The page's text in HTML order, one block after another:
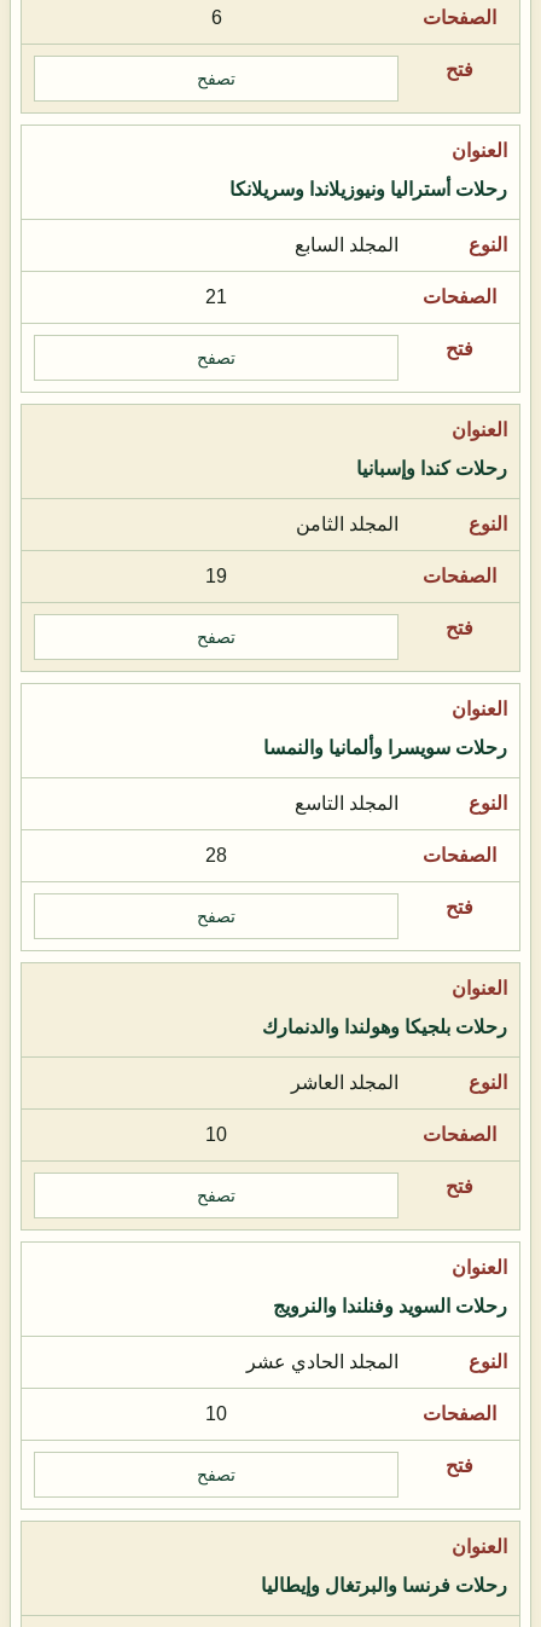
6
تصفح
رحلات أستراليا ونيوزيلاندا وسريلانكا
المجلد السابع
21
تصفح
رحلات كندا وإسبانيا
المجلد الثامن
19
تصفح
رحلات سويسرا وألمانيا والنمسا
المجلد التاسع
28
تصفح
رحلات بلجيكا وهولندا والدنمارك
المجلد العاشر
10
تصفح
رحلات السويد وفنلندا والنرويج
المجلد الحادي عشر
10
تصفح
رحلات فرنسا والبرتغال وإيطاليا